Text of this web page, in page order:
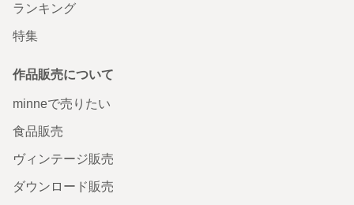
ランキング
特集
作品販売について
minneで売りたい
食品販売
ヴィンテージ販売
ダウンロード販売